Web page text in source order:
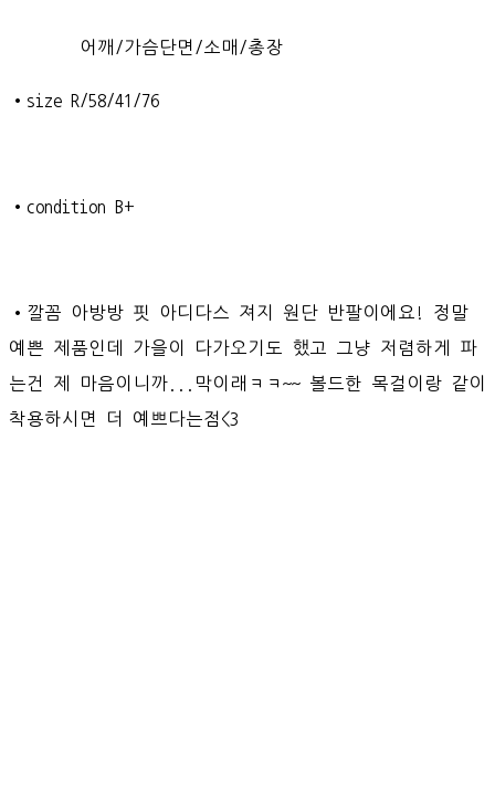
어깨/가슴단면/소매/총장
•size R/58/41/76
•condition B+
•깔꼼 아방방 핏 아디다스 져지 원단 반팔이에요! 정말
예쁜 제품인데 가을이 다가오기도 했고 그냥 저렴하게 파
는건 제 마음이니까...막이래ㅋㅋ~~ 볼드한 목걸이랑 같이
착용하시면 더 예쁘다는점<3